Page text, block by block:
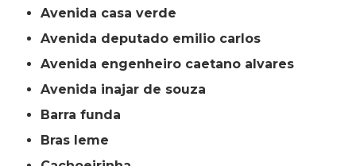
avenida casa verde
avenida deputado emilio carlos
avenida engenheiro caetano alvares
avenida inajar de souza
barra funda
bras leme